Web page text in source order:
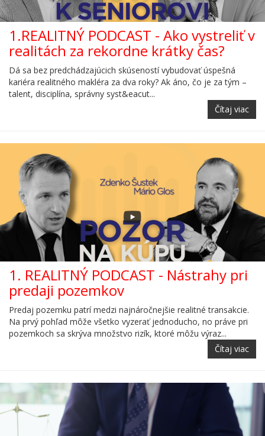
1.REALITNÝ PODCAST - Ako vystreliť v
realitách za rekordne krátky čas?
Dá sa bez predchádzajúcich skúseností vybudovať úspešná
kariéra realitného makléra za dva roky? Ak áno, čo je za tým –
talent, disciplína, správny syst&eacut...
Čítaj viac
1. REALITNÝ PODCAST - Nástrahy pri
predaji pozemkov
Predaj pozemku patrí medzi najnáročnejšie realitné transakcie.
Na prvý pohľad môže všetko vyzerať jednoducho, no práve pri
pozemkoch sa skrýva množstvo rizík, ktoré môžu výraz...
Čítaj viac